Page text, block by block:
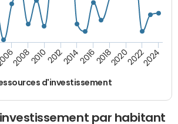
d'investissement
200820102012201420162018202020222024
par habitant